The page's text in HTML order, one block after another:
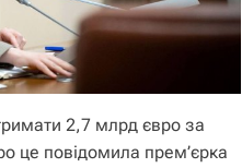
2,7 млрд євро за
це повідомила прем’єрка